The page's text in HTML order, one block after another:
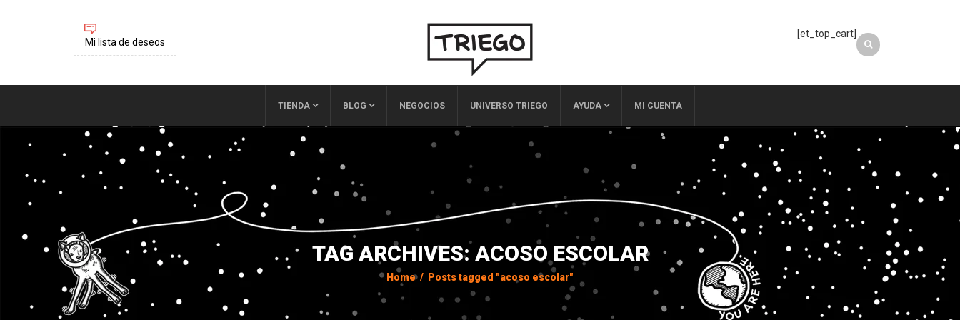
Mi lista de deseos
[et_top_cart]
TIENDA BLOG NEGOCIOS UNIVERSO TRIEGO AYUDA MI CUENTA
TAG ARCHIVES: ACOSO ESCOLAR
Home / Posts tagged "acoso escolar"